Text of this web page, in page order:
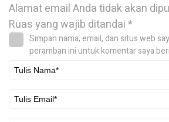
Alamat email Anda tidak akan
Ruas yang wajib ditandai*
Simpan nama, email, dan situs web
peramban ini untuk komentar saya